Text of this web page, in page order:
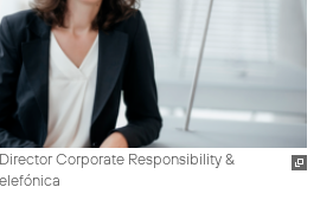
Corporate Responsibility &